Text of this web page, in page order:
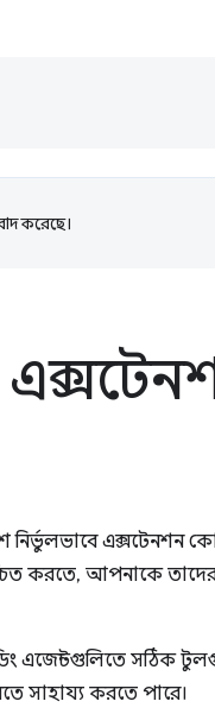
করেছে।
এক্সটেনশন
করতে, আপনাকে
এজেন্টগুলিতে
সাহায্য করতে পারে।